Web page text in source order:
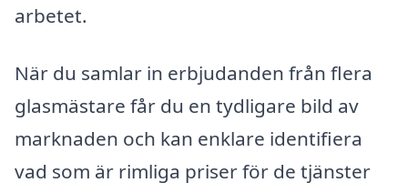
arbetet.
När du samlar in erbjudanden från flera
glasmästare får du en tydligare bild av
marknaden och kan enklare identifiera
vad som är rimliga priser för de tjänster